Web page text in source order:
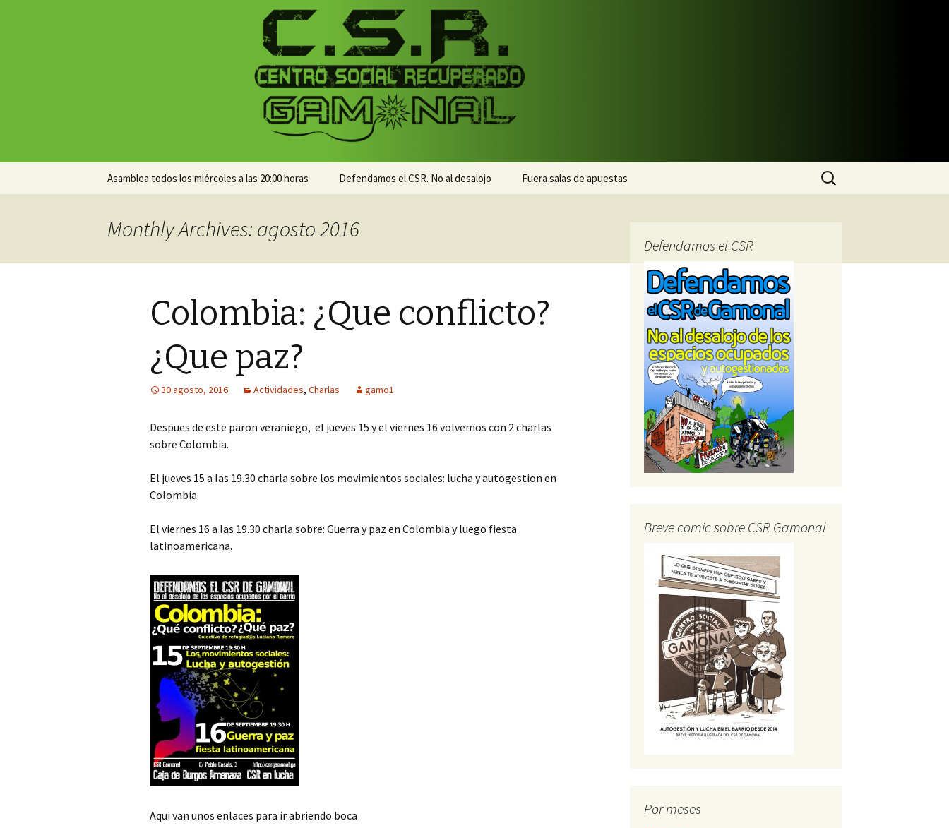
CSR Gamonal
Centro Social Recuperado Gamonal
Asamblea todos los miércoles a las 20:00 horas Defendamos el CSR. No al desalojo Fuera salas de apuestas
Buscar:
Monthly Archives: agosto 2016
Colombia: ¿Que conflicto?
¿Que paz?
30 agosto, 2016 Actividades, Charlas gamo1
Despues de este paron veraniego, el jueves 15 y el viernes 16 volvemos con 2 charlas
sobre Colombia.
El jueves 15 a las 19.30 charla sobre los movimientos sociales: lucha y autogestion en
Colombia
El viernes 16 a las 19.30 charla sobre: Guerra y paz en Colombia y luego fiesta
latinoamericana.
Aqui van unos enlaces para ir abriendo boca
Defendamos el CSR
Breve comic sobre CSR Gamonal
Por meses